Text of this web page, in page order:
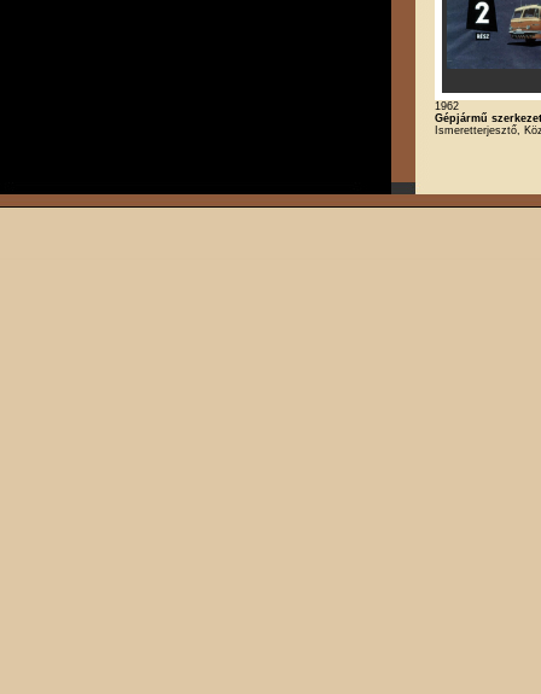
1962
Gépjármű
Ismeretterjesztő,